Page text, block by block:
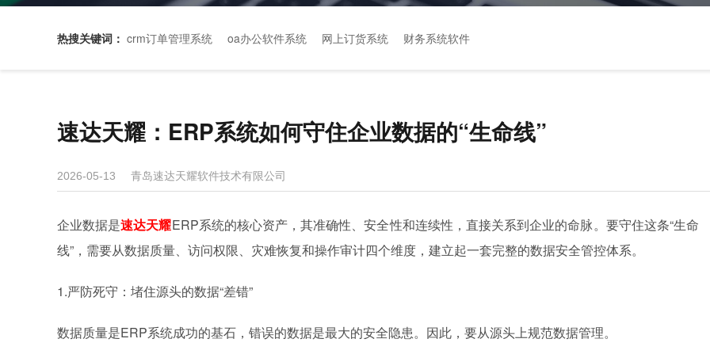
热搜关键词： crm订单管理系统 oa办公软件系统 网上订货系统 财务系统软件
速达天耀：ERP系统如何守住企业数据的“生命线”
2026-05-13 青岛速达天耀软件技术有限公司
企业数据是速达天耀ERP系统的核心资产，其准确性、安全性和连续性，直接关系到企业的命脉。要守住这条“生命
线”，需要从数据质量、访问权限、灾难恢复和操作审计四个维度，建立起一套完整的数据安全管控体系。
1.严防死守：堵住源头的数据“差错”
数据质量是ERP系统成功的基石，错误的数据是最大的安全隐患。因此，要从源头上规范数据管理。